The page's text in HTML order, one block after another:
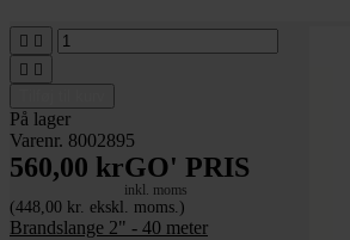
 
 
På lager
Varenr. 8002895
560,00 krGO' PRIS
inkl. moms
(448,00 kr. ekskl. moms.)
Brandslange 2" - 40 meter